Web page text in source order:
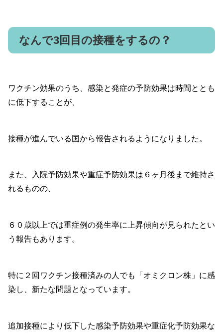
なんで3回目の接種をするの？
ワクチン効果のうち、感染と発症の予防効果は時間ととも
に低下することが、
接種が進んでいる国から報告されるようになりました。
また、入院予防効果や重症予防効果は６ヶ月後まで維持さ
れるものの、
６０歳以上では重症例の発生率に上昇傾向が見られたとい
う報告もあります。
特に２回ワクチン接種済みの人でも「オミクロン株」に感
染し、新たな問題となっています。
追加接種により低下した感染予防効果や重症化予防効果な